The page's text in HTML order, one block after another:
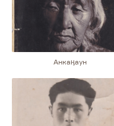
Анкаӊаун